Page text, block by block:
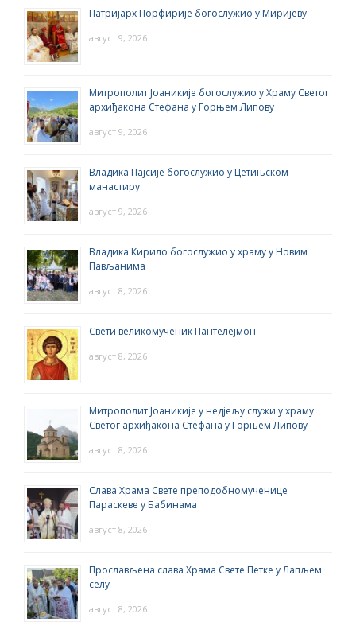
Патријарх Порфирије богослужио у Миријеву
август 9, 2026
Митрополит Јоаникије богослужио у Храму Светог
архиђакона Стефана у Горњем Липову
август 9, 2026
Владика Пајсије богослужио у Цетињском
манастиру
август 9, 2026
Владика Кирило богослужио у храму у Новим
Пављанима
август 8, 2026
Свети великомученик Пантелејмон
август 8, 2026
Митрополит Јоаникије у недјељу служи у храму
Светог архиђакона Стефана у Горњем Липову
август 8, 2026
Слава Храма Свете преподобномученице
Параскеве у Бабинама
август 8, 2026
Прослављена слава Храма Свете Петке у Лапљем
селу
август 8, 2026